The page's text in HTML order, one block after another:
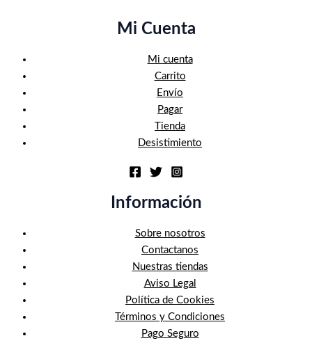
Mi Cuenta
Mi cuenta
Carrito
Envío
Pagar
Tienda
Desistimiento
Información
Sobre nosotros
Contactanos
Nuestras tiendas
Aviso Legal
Política de Cookies
Términos y Condiciones
Pago Seguro